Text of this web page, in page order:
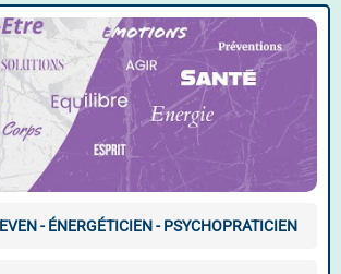
- ÉNERGÉTICIEN - PSYCHOPRATICIEN